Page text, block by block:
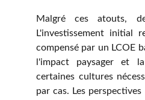
Malgré ces atouts,
L'investissement initial
compensé par un LCOE
l'impact paysager et
certaines cultures
par cas. Les